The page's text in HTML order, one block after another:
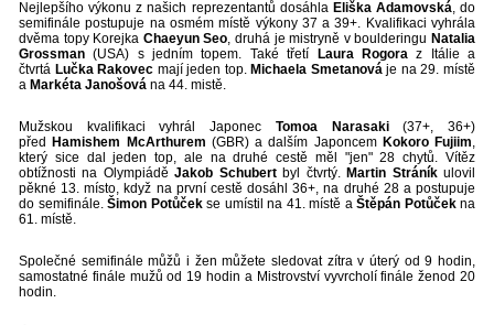
Nejlepšího výkonu z našich reprezentantů dosáhla Eliška Adamovská, do
semifinále postupuje na osmém místě výkony 37 a 39+. Kvalifikaci vyhrála
dvěma topy Korejka Chaeyun Seo, druhá je mistryně v boulderingu Natalia
Grossman (USA) s jedním topem. Také třetí Laura Rogoraz Itálie a
čtvrtá Lučka Rakovec mají jeden top. Michaela Smetanováje na 29. místě
a Markéta Janošová na 44. mistě.
Mužskou kvalifikaci vyhrál Japonec Tomoa Narasaki(37+, 36+)
před
Hamishem McArthurem (GBR) a dalším Japoncem Kokoro Fujiim,
který sice dal jeden top, ale na druhé cestě měl "jen" 28 chytů. Vítěz
obtížnosti na OlympiáděJakob Schubert byl čtvrtý. Martin Stráníkulovil
pěkné 13. místo, když na první cestě dosáhl 36+, na druhé 28 a postupuje
do semifinále. Šimon Potůčekse umístil na 41. místě a Štěpán Potůčekna
61. místě.
Společné semifinále můžů i žen můžete sledovat zítra v úterý od 9 hodin,
samostatné finále mužů od 19 hodin a Mistrovství vyvrcholí finále ženod 20
hodin.